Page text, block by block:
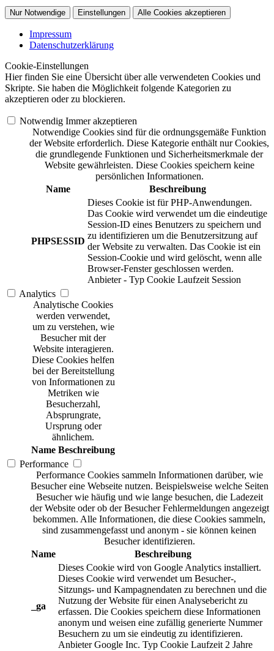
Nur Notwendige Einstellungen Alle Cookies akzeptieren
Impressum
Datenschutzerklärung
Cookie-Einstellungen
Hier finden Sie eine Übersicht über alle verwendeten Cookies und
Skripte. Sie haben die Möglichkeit folgende Kategorien zu
akzeptieren oder zu blockieren.
Notwendig Immer akzeptieren
Notwendige Cookies sind für die ordnungsgemäße Funktion
der Website erforderlich. Diese Kategorie enthält nur Cookies,
die grundlegende Funktionen und Sicherheitsmerkmale der
Website gewährleisten. Diese Cookies speichern keine
persönlichen Informationen.
Name
Beschreibung
PHPSESSID
Dieses Cookie ist für PHP-Anwendungen.
Das Cookie wird verwendet um die eindeutige
Session-ID eines Benutzers zu speichern und
zu identifizieren um die Benutzersitzung auf
der Website zu verwalten. Das Cookie ist ein
Session-Cookie und wird gelöscht, wenn alle
Browser-Fenster geschlossen werden.
Anbieter - Typ Cookie Laufzeit Session
Analytics
Analytische Cookies
werden verwendet,
um zu verstehen, wie
Besucher mit der
Website interagieren.
Diese Cookies helfen
bei der Bereitstellung
von Informationen zu
Metriken wie
Besucherzahl,
Absprungrate,
Ursprung oder
ähnlichem.
Name Beschreibung
Performance
Performance Cookies sammeln Informationen darüber, wie
Besucher eine Webseite nutzen. Beispielsweise welche Seiten
Besucher wie häufig und wie lange besuchen, die Ladezeit
der Website oder ob der Besucher Fehlermeldungen angezeigt
bekommen. Alle Informationen, die diese Cookies sammeln,
sind zusammengefasst und anonym - sie können keinen
Besucher identifizieren.
Name
Beschreibung
_ga
Dieses Cookie wird von Google Analytics installiert.
Dieses Cookie wird verwendet um Besucher-,
Sitzungs- und Kampagnendaten zu berechnen und die
Nutzung der Website für einen Analysebericht zu
erfassen. Die Cookies speichern diese Informationen
anonym und weisen eine zufällig generierte Nummer
Besuchern zu um sie eindeutig zu identifizieren.
Anbieter Google Inc. Typ Cookie Laufzeit 2 Jahre